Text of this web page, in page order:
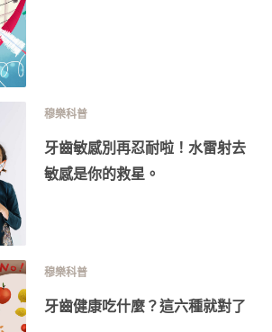
穆樂科普
牙齒敏感別再忍耐啦！水雷射去
敏感是你的救星。
穆樂科普
牙齒健康吃什麼？這六種就對了